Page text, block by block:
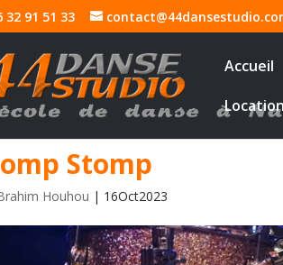
32 91 51 33
Accueil
Stomp
Houhou | 16Oct2023